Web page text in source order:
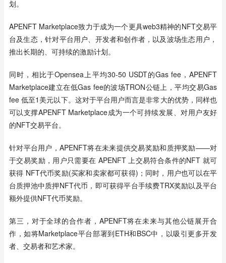
划。
APENFT Marketplace致力于成为一个更具web3精神的NFT交易平
台及生态，针对平台用户、开发者和创作者，以及波场生态用户，
推出长期的、可持续的激励计划。
同时，相比于Opensea上平均30-50 USDT的Gas fee，APENFT
Marketplace建立在低Gas fee的波场TRON公链上，平均交易Gas
fee 低至1美元以下。这对于平台用户而言是非常大的优势，同样也
可以支撑APENFT Marketplace成为一个可持续发展、对用户友好
的NFT交易平台。
针对平台用户，APENFT将在未来提供交易奖励和质押奖励——对
于交易奖励，用户只需要在 APENFT 上交易符合条件的NFT 就可
获得 NFT代币奖励(买家和卖家都可获得)；同时，用户也可以在平
台质押池中质押NFT代币，即可获得平台手续费TRX奖励以及平台
额外提供NFT代币奖励。
第三，对于全球的合作者，APENFT将在未来与其他公链展开合
作，如将Marketplace平台部署到ETH和BSC中，以吸引更多开发
者、交易者和艺术家。